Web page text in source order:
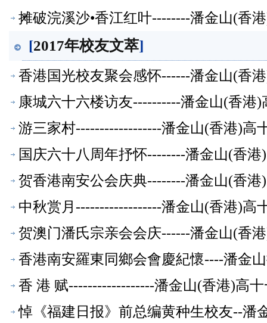
摊破浣溪沙•香江红叶--------潘金山(香
[2017年校友文萃]
香港国光校友聚会感怀------潘金山(香
康城六十六楼访友----------潘金山(香港
游三家村------------------潘金山(香港)高
国庆六十八周年抒怀--------潘金山(香
贺香港南安公会庆典--------潘金山(香
中秋赏月------------------潘金山(香港)高
贺澳门潘氏宗亲会会庆------潘金山(香
香港南安羅東同鄉会會慶紀懷----潘金
香 港 赋------------------潘金山(香港)高
悼《福建日报》前总编黄种生校友--潘